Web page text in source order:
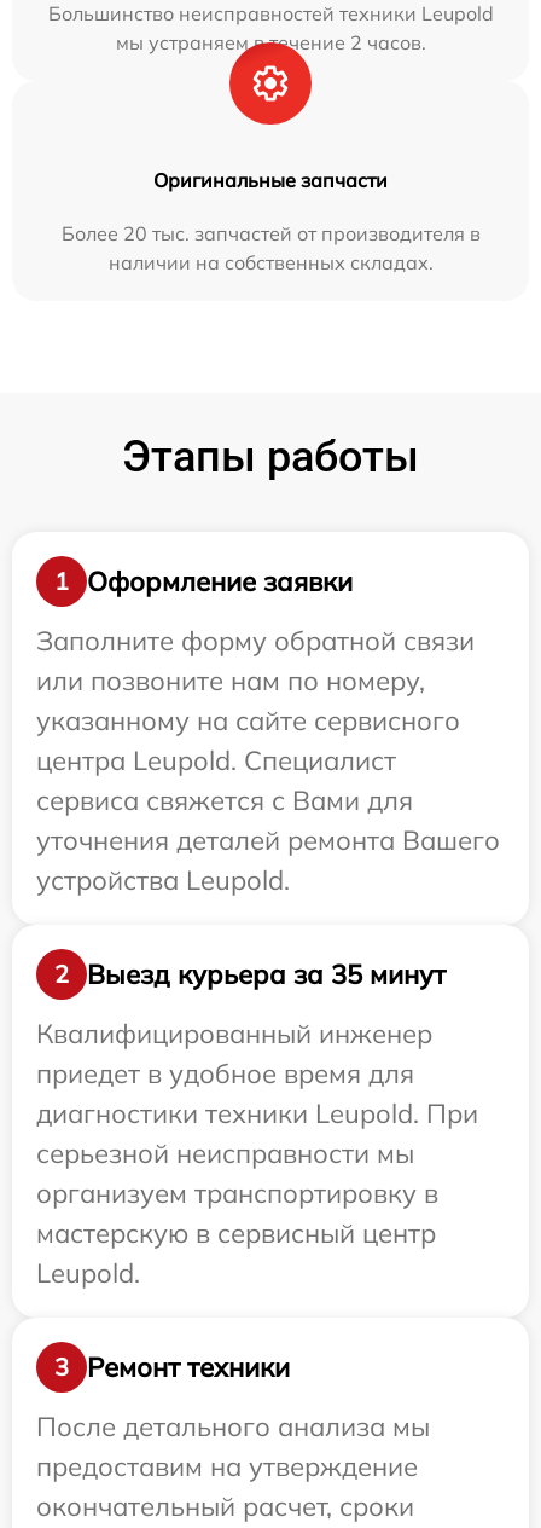
Большинство неисправностей техники Leupold
мы устраняем в течение 2 часов.
Оригинальные запчасти
Более 20 тыс. запчастей от производителя в
наличии на собственных складах.
Этапы работы
1
Оформление заявки
Заполните форму обратной связи
или позвоните нам по номеру,
указанному на сайте сервисного
центра Leupold. Специалист
сервиса свяжется с Вами для
уточнения деталей ремонта Вашего
устройства Leupold.
2
Выезд курьера за 35 минут
Квалифицированный инженер
приедет в удобное время для
диагностики техники Leupold. При
серьезной неисправности мы
организуем транспортировку в
мастерскую в сервисный центр
Leupold.
3
Ремонт техники
После детального анализа мы
предоставим на утверждение
окончательный расчет, сроки